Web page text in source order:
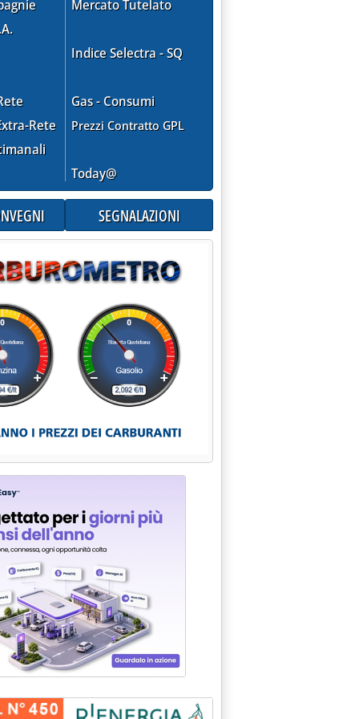
Rete
Mercato Tutelato
Indice Selectra - SQ
Gas - Consumi
Prezzi Contratto GPL
Today@
SEGNALAZIONI